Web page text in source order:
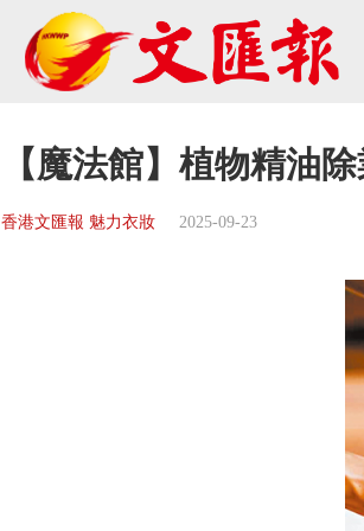
【魔法館】植物精油
香港文匯報 魅力衣妝 2025-09-23